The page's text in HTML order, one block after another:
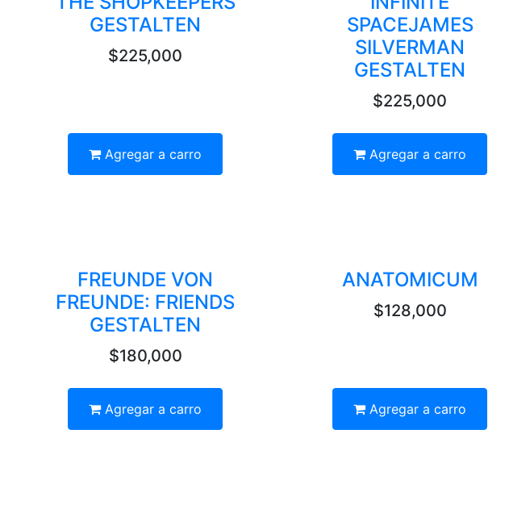
GESTALTEN
$225,000
Agregar a carro
SPACEJAMES
SILVERMAN
GESTALTEN
$225,000
Agregar a carro
FREUNDE VON
FREUNDE: FRIENDS
GESTALTEN
$180,000
Agregar a carro
ANATOMICUM
$128,000
Agregar a carro